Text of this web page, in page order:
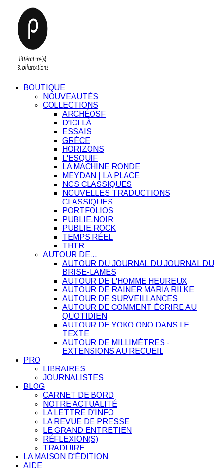
BOUTIQUE
NOUVEAUTÉS
COLLECTIONS
ARCHÉOSF
D'ICI LÀ
ESSAIS
GRÈCE
HORIZONS
L'ESQUIF
LA MACHINE RONDE
MEYDAN | LA PLACE
NOS CLASSIQUES
NOUVELLES TRADUCTIONS
CLASSIQUES
PORTFOLIOS
PUBLIE.NOIR
PUBLIE.ROCK
TEMPS RÉEL
THTR
AUTOUR DE…
AUTOUR DU JOURNAL DU JOURNAL DU
BRISE-LAMES
AUTOUR DE L'HOMME HEUREUX
AUTOUR DE RAINER MARIA RILKE
AUTOUR DE SURVEILLANCES
AUTOUR DE COMMENT ÉCRIRE AU
QUOTIDIEN
AUTOUR DE YOKO ONO DANS LE
TEXTE
AUTOUR DE MILLIMÈTRES -
EXTENSIONS AU RECUEIL
PRO
LIBRAIRES
JOURNALISTES
BLOG
CARNET DE BORD
NOTRE ACTUALITÉ
LA LETTRE D'INFO
LA REVUE DE PRESSE
LE GRAND ENTRETIEN
RÉFLEXION(S)
TRADUIRE
LA MAISON D'ÉDITION
AIDE